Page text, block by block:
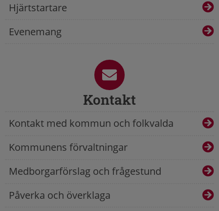
Hjärtstartare
Evenemang
Kontakt
Kontakt med kommun och folkvalda
Kommunens förvaltningar
Medborgarförslag och frågestund
Påverka och överklaga